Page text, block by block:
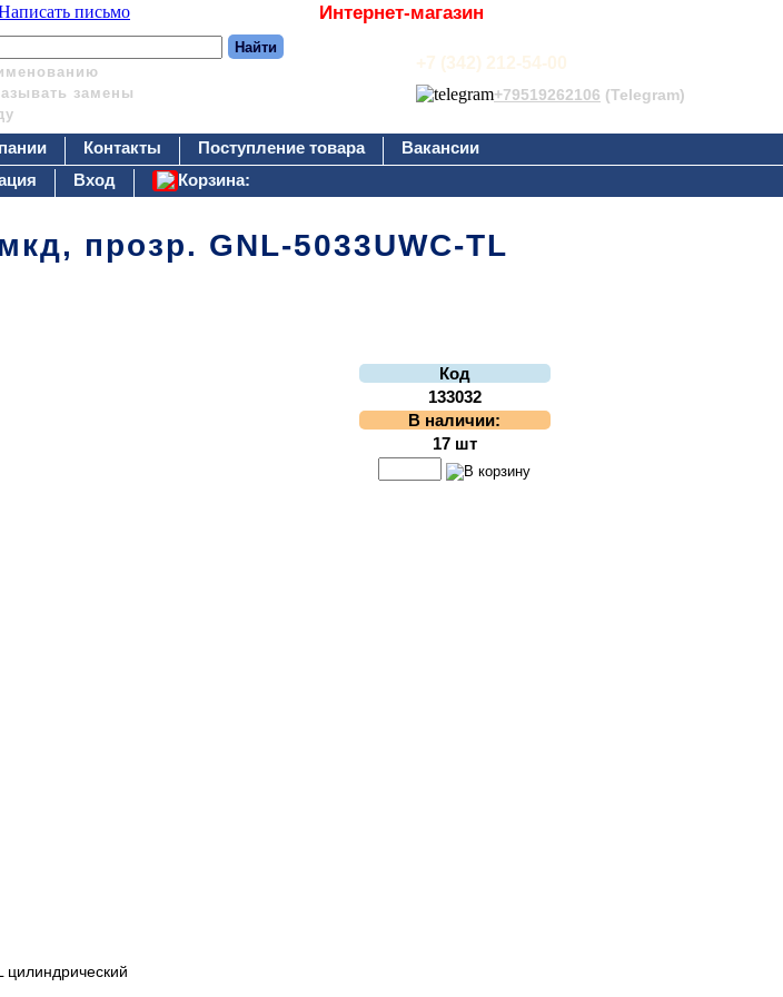
Интернет-магазин
замены
+7 (342) 212-54-00
+79519262106 (Telegram)
Контакты Поступление товара
Вакансии
Вход
Корзина:
прозр. GNL-5033UWC-TL
Код
133032
В наличии:
17 шт